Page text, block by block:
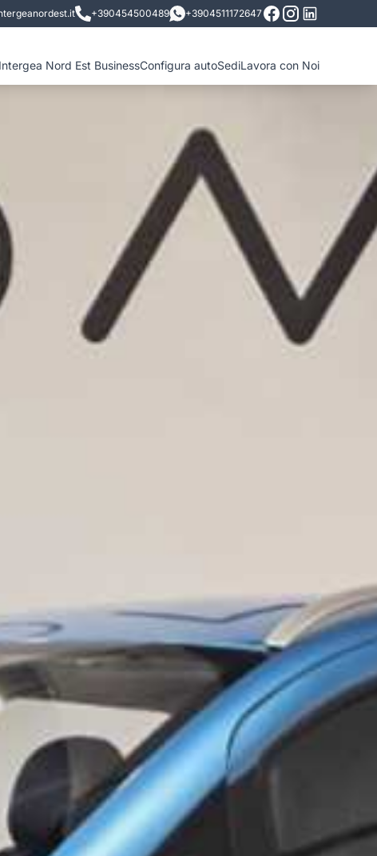
+390454500489 +3904511172647
Intergea Nord Est BusinessConfigura autoSediLavora con Noi